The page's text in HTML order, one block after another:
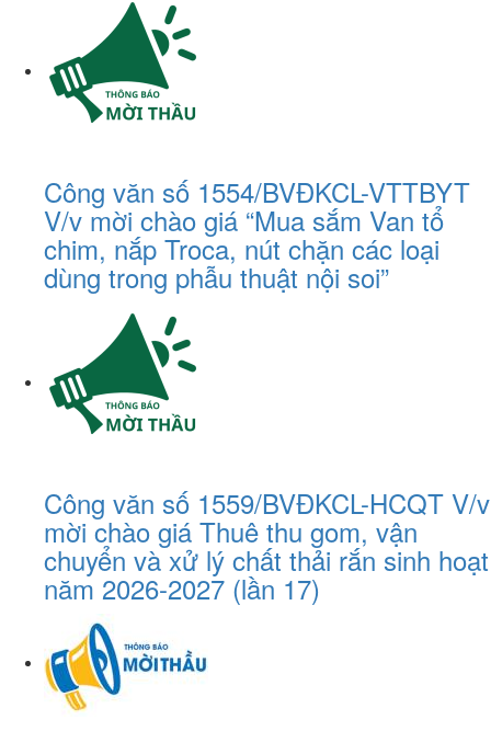
Công văn số 1554/BVĐKCL-VTTBYT
V/v mời chào giá “Mua sắm Van tổ
chim, nắp Troca, nút chặn các loại
dùng trong phẫu thuật nội soi”
Công văn số 1559/BVĐKCL-HCQT V/v
mời chào giá Thuê thu gom, vận
chuyển và xử lý chất thải rắn sinh hoạt
năm 2026-2027 (lần 17)